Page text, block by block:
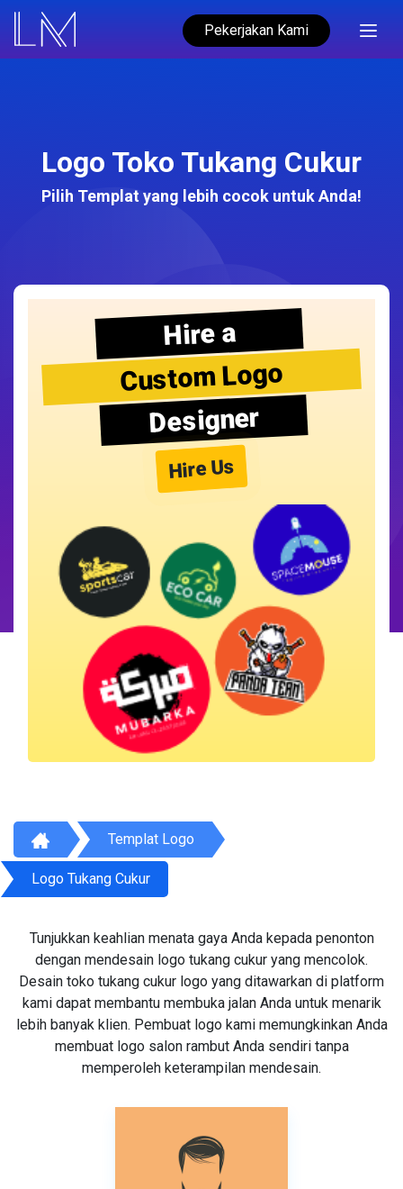
Pekerjakan Kami
Logo Toko Tukang Cukur
Pilih Templat yang lebih cocok untuk Anda!
Hire a
Custom Logo
Designer
Hire Us
Templat Logo
Logo Tukang Cukur
Tunjukkan keahlian menata gaya Anda kepada penonton
dengan mendesain logo tukang cukur yang mencolok.
Desain toko tukang cukur logo yang ditawarkan di platform
kami dapat membantu membuka jalan Anda untuk menarik
lebih banyak klien. Pembuat logo kami memungkinkan Anda
membuat logo salon rambut Anda sendiri tanpa
memperoleh keterampilan mendesain.